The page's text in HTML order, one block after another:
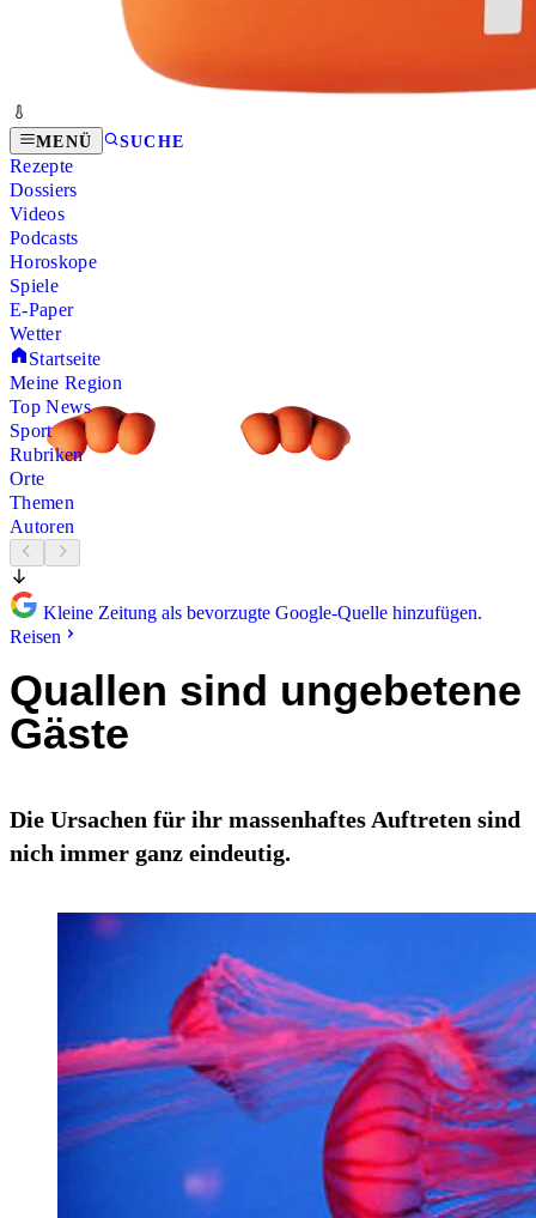
MENÜ SUCHE
Rezepte
Dossiers
Videos
Podcasts
Horoskope
Spiele
E-Paper
Wetter
Startseite
Meine Region
Top News
Sport
Rubriken
Orte
Themen
Autoren
Kleine Zeitung als bevorzugte Google-Quelle hinzufügen.
Reisen
Quallen sind ungebetene
Gäste
Die Ursachen für ihr massenhaftes Auftreten sind
nich immer ganz eindeutig.